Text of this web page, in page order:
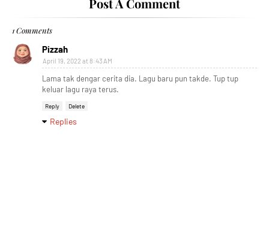
Post A Comment
1 Comments
Pizzah
April 19, 2022 at 8:43 AM
Lama tak dengar cerita dia. Lagu baru pun takde. Tup tup
keluar lagu raya terus.
Reply Delete
Replies